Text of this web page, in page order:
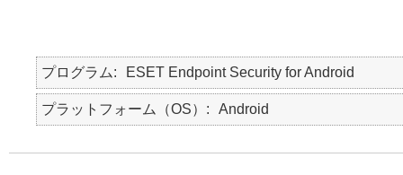
プログラム ESET Endpoint Security for Android
プラットフォーム（OS） Android